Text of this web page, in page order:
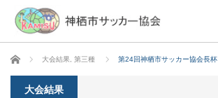
ホーム 大会結果 第三種 第24回神栖市サッカー協会長杯
大会結果